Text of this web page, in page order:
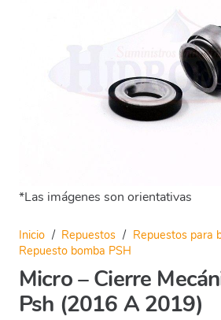
*Las imágenes son orientativas
Inicio / Repuestos / Repuestos para
Repuesto bomba PSH
Micro – Cierre
Psh (2016 A 2019)